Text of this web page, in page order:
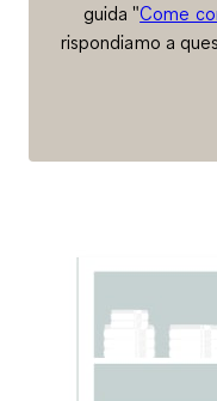
guida "Come
rispondiamo a